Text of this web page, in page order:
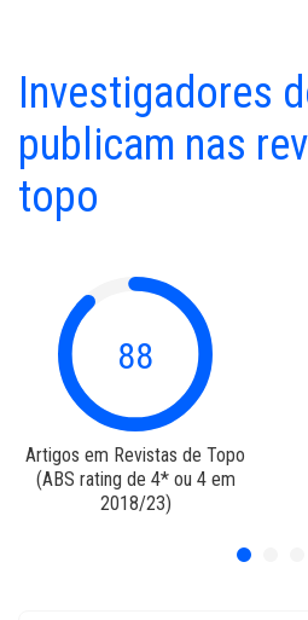
Investigadores
publicam nas
topo
194
Artigos em 2018-2023